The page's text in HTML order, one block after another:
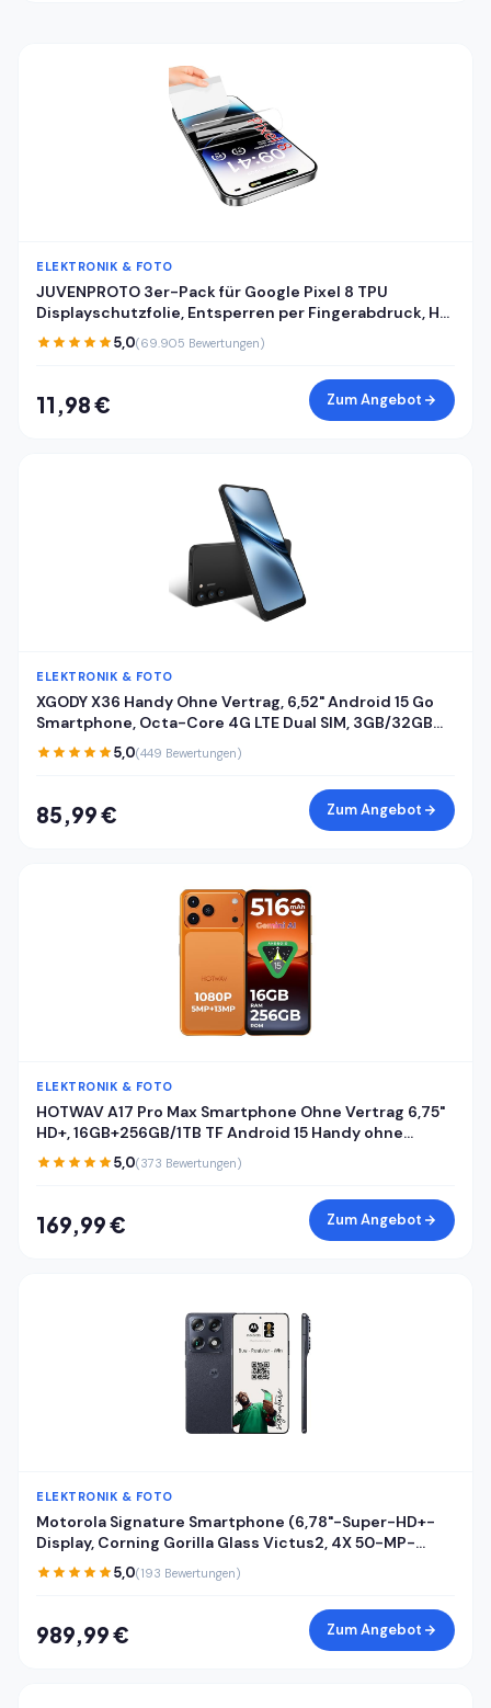
ELEKTRONIK & FOTO
JUVENPROTO 3er-Pack für Google Pixel 8 TPU
Displayschutzfolie, Entsperren per Fingerabdruck, HD,
kratzfest, blasenfrei, ultradünn, einfache Installation
für Pixel 8
5,0(69.905 Bewertungen)
11,98 € Zum Angebot
ELEKTRONIK & FOTO
XGODY X36 Handy Ohne Vertrag, 6,52" Android 15 Go
Smartphone, Octa-Core 4G LTE Dual SIM, 3GB/32GB
(256GB Erweiterbar), 4200mAh, 13MP+5MP Kamera,
Gesichtserkennung, USB-C, GPS, Schwarz
5,0(449 Bewertungen)
85,99 € Zum Angebot
ELEKTRONIK & FOTO
HOTWAV A17 Pro Max Smartphone Ohne Vertrag 6,75"
HD+, 16GB+256GB/1TB TF Android 15 Handy ohne
vertrag, 5160mAh Akku Quick-Charge, Dual SIM 4G
Handys,Fingerabdruck/Face ID/Gemini AI/GPS/OTG
5,0(373 Bewertungen)
169,99 € Zum Angebot
ELEKTRONIK & FOTO
Motorola Signature Smartphone (6,78"-Super-HD+-
Display, Corning Gorilla Glass Victus2, 4X 50-MP-
Kameras, 16/512GB, 5100mAh, 90W-TurboPower + 50W
kabelloses Aufladen) Pantone Carbon, inkl. Cover
5,0(193 Bewertungen)
989,99 € Zum Angebot